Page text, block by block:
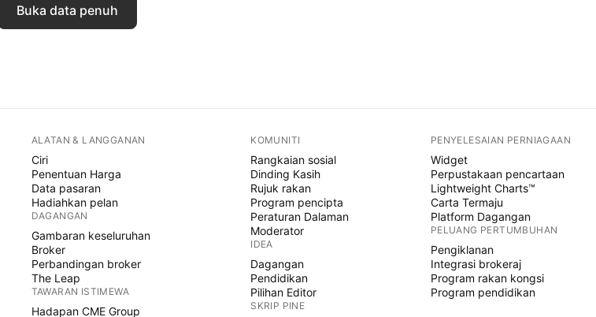
Buka data penuh
ALATAN & LANGGANAN
Ciri
Penentuan Harga
Data pasaran
Hadiahkan pelan
DAGANGAN
Gambaran keseluruhan
Broker
Perbandingan broker
The Leap
TAWARAN ISTIMEWA
Hadapan CME Group
KOMUNITI
Rangkaian sosial
Dinding Kasih
Rujuk rakan
Program pencipta
Peraturan Dalaman
Moderator
IDEA
Dagangan
Pendidikan
Pilihan Editor
SKRIP PINE
PENYELESAIAN PERNIAGAAN
Widget
Perpustakaan pencartaan
Lightweight Charts™
Carta Termaju
Platform Dagangan
PELUANG PERTUMBUHAN
Pengiklanan
Integrasi brokeraj
Program rakan kongsi
Program pendidikan